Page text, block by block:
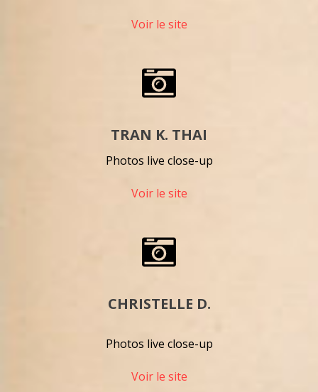
Voir le site
TRAN K. THAI
Photos live close-up
Voir le site
CHRISTELLE D.
Photos live close-up
Voir le site